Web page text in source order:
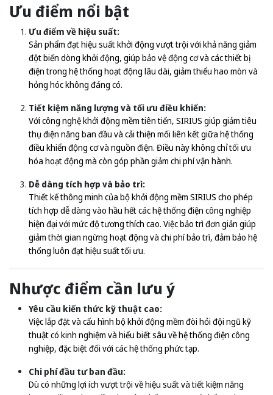
Ưu điểm nổi bật
Ưu điểm về hiệu suất:
Sản phẩm đạt hiệu suất khởi động vượt trội với khả năng giảm
đột biến dòng khởi động, giúp bảo vệ động cơ và các thiết bị
điện trong hệ thống hoạt động lâu dài, giảm thiểu hao mòn và
hỏng hóc không đáng có.
Tiết kiệm năng lượng và tối ưu điều khiển:
Với công nghệ khởi động mềm tiên tiến, SIRIUS giúp giảm tiêu
thụ điện năng ban đầu và cải thiện mối liên kết giữa hệ thống
điều khiển động cơ và nguồn điện. Điều này không chỉ tối ưu
hóa hoạt động mà còn góp phần giảm chi phí vận hành.
Dễ dàng tích hợp và bảo trì:
Thiết kế thông minh của bộ khởi động mềm SIRIUS cho phép
tích hợp dễ dàng vào hầu hết các hệ thống điện công nghiệp
hiện đại với mức độ tương thích cao. Việc bảo trì đơn giản giúp
giảm thời gian ngừng hoạt động và chi phí bảo trì, đảm bảo hệ
thống luôn đạt hiệu suất tối ưu.
Nhược điểm cần lưu ý
Yêu cầu kiến thức kỹ thuật cao:
Việc lắp đặt và cấu hình bộ khởi động mềm đòi hỏi đội ngũ kỹ
thuật có kinh nghiệm và hiểu biết sâu về hệ thống điện công
nghiệp, đặc biệt đối với các hệ thống phức tạp.
Chi phí đầu tư ban đầu:
Dù có những lợi ích vượt trội về hiệu suất và tiết kiệm năng